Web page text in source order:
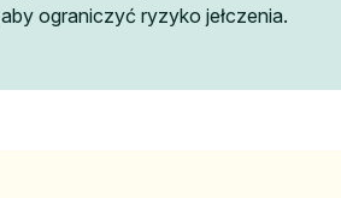
, aby ograniczyć ryzyko jełczenia.